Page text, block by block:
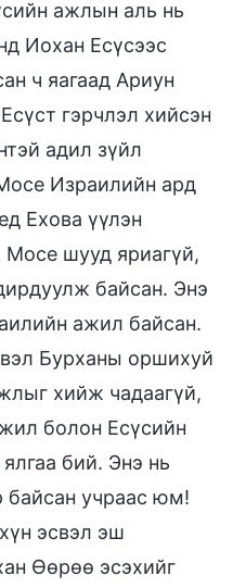
ажлын аль нь
Иохан Есүсээс
ч яагаад Ариун
гэрчлэл хийсэн
адил зүйл
Израилийн ард
Ехова үүлэн
Мосе шууд яриагүй,
байсан. Энэ
ажил байсан.
Бурханы оршихуй
хийж чадаагүй,
болон Есүсийн
бий. Энэ нь
байсан учраас юм!
эсвэл эш
Өөрөө эсэхийг